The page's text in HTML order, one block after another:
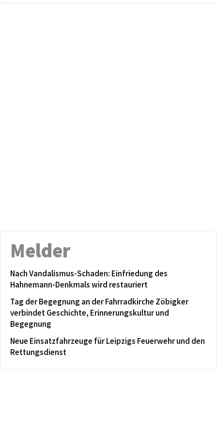
Melder
Nach Vandalismus-Schaden: Einfriedung des
Hahnemann-Denkmals wird restauriert
Tag der Begegnung an der Fahrradkirche Zöbigker
verbindet Geschichte, Erinnerungskultur und
Begegnung
Neue Einsatzfahrzeuge für Leipzigs Feuerwehr und den
Rettungsdienst